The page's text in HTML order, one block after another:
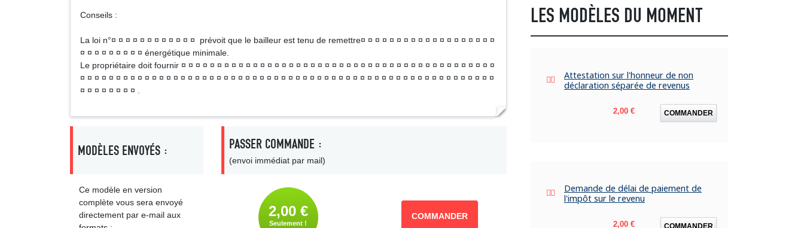
Conseils :
La loi n°¤ ¤ ¤ ¤ ¤ ¤ ¤ ¤ ¤ ¤ ¤ ¤ prévoit que le bailleur est tenu de remettre¤ ¤ ¤ ¤ ¤ ¤ ¤ ¤ ¤ ¤ ¤ ¤ ¤ ¤ ¤ ¤ ¤ ¤ ¤
¤ ¤ ¤ ¤ ¤ ¤ ¤ ¤ ¤ énergétique minimale.
Le propriétaire doit fournir ¤ ¤ ¤ ¤ ¤ ¤ ¤ ¤ ¤ ¤ ¤ ¤ ¤ ¤ ¤ ¤ ¤ ¤ ¤ ¤ ¤ ¤ ¤ ¤ ¤ ¤ ¤ ¤ ¤ ¤ ¤ ¤ ¤ ¤ ¤ ¤ ¤ ¤ ¤ ¤ ¤ ¤ ¤ ¤
¤ ¤ ¤ ¤ ¤ ¤ ¤ ¤ ¤ ¤ ¤ ¤ ¤ ¤ ¤ ¤ ¤ ¤ ¤ ¤ ¤ ¤ ¤ ¤ ¤ ¤ ¤ ¤ ¤ ¤ ¤ ¤ ¤ ¤ ¤ ¤ ¤ ¤ ¤ ¤ ¤ ¤ ¤ ¤ ¤ ¤ ¤ ¤ ¤ ¤ ¤ ¤ ¤ ¤ ¤ ¤ ¤ ¤
¤ ¤ ¤ ¤ ¤ ¤ ¤ ¤ .
MODÈLES ENVOYÉS :
Ce modèle en version
complète vous sera envoyé
directement par e-mail aux
PASSER COMMANDE :
(envoi immédiat par mail)
2,00 €
Seulement !
COMMANDER
LES MODÈLES DU MOMENT
Attestation sur l'honneur de non
déclaration séparée de revenus
Prix
2,00 € COMMANDER
Demande de délai de paiement de
l'impôt sur le revenu
Prix
2,00 € COMMANDER